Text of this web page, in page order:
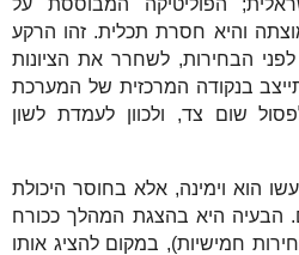
והיא חסרת תכלית. זהו הרקע
הבחירות, לשחרר את הציונות
בנקודה המרכזית של המערכת
שום צד, ולכוון לעמדת לשון
הוא וימינה, אלא בחוסר היכולת
הבעיה היא בהצגת המהלך ככורח
חמישיות), במקום להציג אותו